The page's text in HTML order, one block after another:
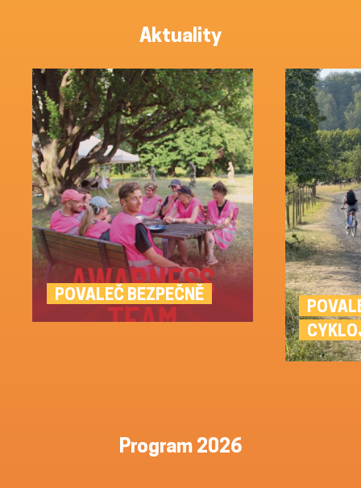
Aktuality
POVALEČ BEZPEČNĚ
Program 2026